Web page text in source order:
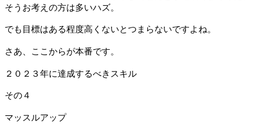
そうお考えの方は多いハズ。
でも目標はある程度高くないとつまらないですよね。
さあ、ここからが本番です。
２０２３年に達成するべきスキル
その４
マッスルアップ